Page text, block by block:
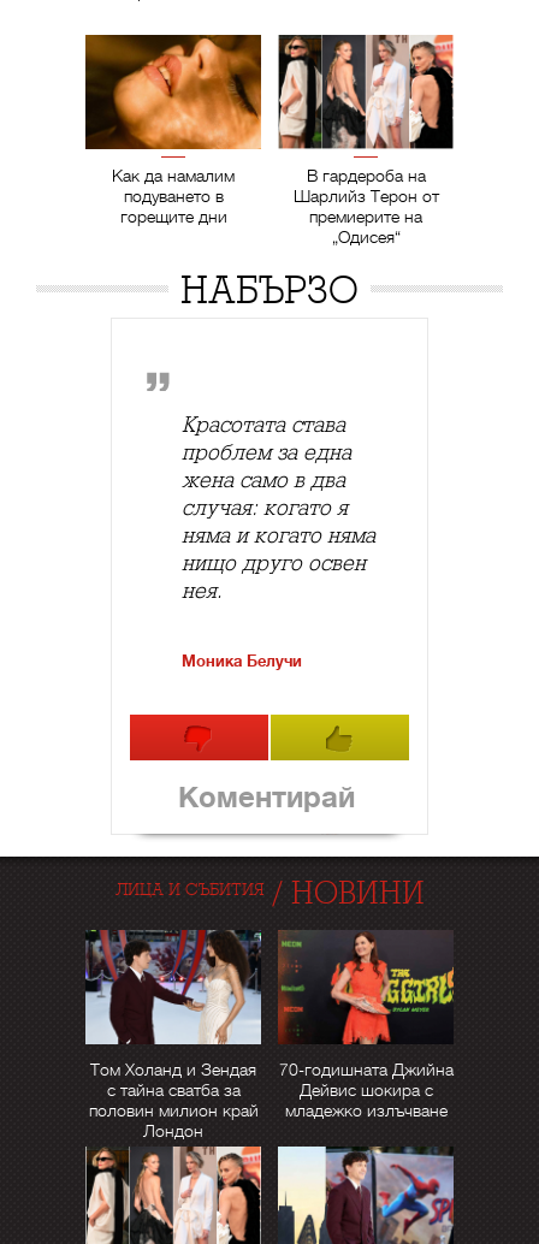
Как да намалим
подуването в
горещите дни
В гардероба на
Шарлийз Терон от
премиерите на
„Одисея“
НАБЪРЗО
Красотата става
проблем за една
жена само в два
случая: когато я
няма и когато няма
нищо друго освен
нея.
Моника Белучи
Коментирай
ЛИЦА И СЪБИТИЯ/ НОВИНИ
Том Холанд и Зендая
с тайна сватба за
половин милион край
Лондон
70-годишната Джийна
Дейвис шокира с
младежко излъчване